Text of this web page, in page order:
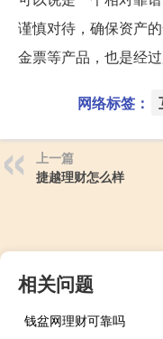
谨慎对待，确保资产
金票等产品，也是经
网络标签：
上一篇
捷越理财怎么样
相关问题
钱盆网理财可靠吗